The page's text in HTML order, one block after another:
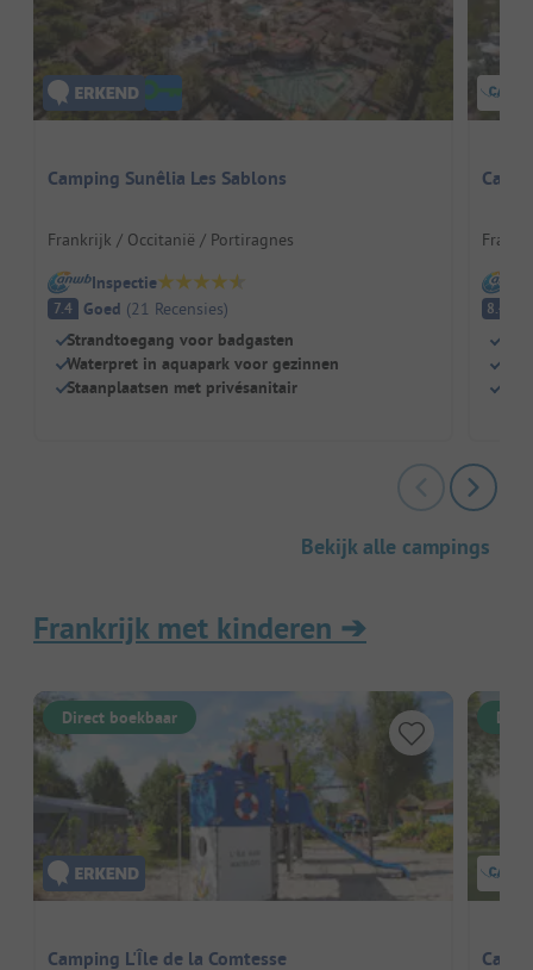
Camping Sunêlia Les Sablons
Frankrijk / Occitanië / Portiragnes
Inspectie
7.4 Goed (21 Recensies)
Strandtoegang voor badgasten
Waterpret in aquapark voor gezinnen
Staanplaatsen met privésanitair
8.4
Bekijk alle campings
Frankrijk met kinderen ➔
Direct boekbaar
Camping L'Île de la Comtesse